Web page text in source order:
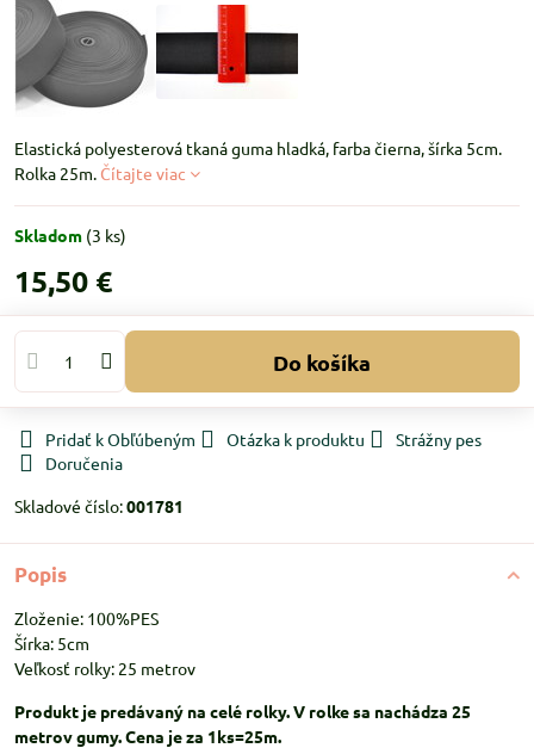
Elastická polyesterová tkaná guma hladká, farba čierna, šírka 5cm.
Rolka 25m. Čítajte viac
Skladom (3 ks)
15,50 €
Do košíka
Pridať k Obľúbeným Otázka k produktu
Strážny pes
Doručenia
Skladové číslo:001781
Popis
Zloženie: 100%PES
Šírka: 5cm
Veľkosť rolky: 25 metrov
Produkt je predávaný na celé rolky. V rolke sa nachádza 25
metrov gumy. Cena je za 1ks=25m.